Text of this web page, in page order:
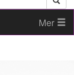
Mer